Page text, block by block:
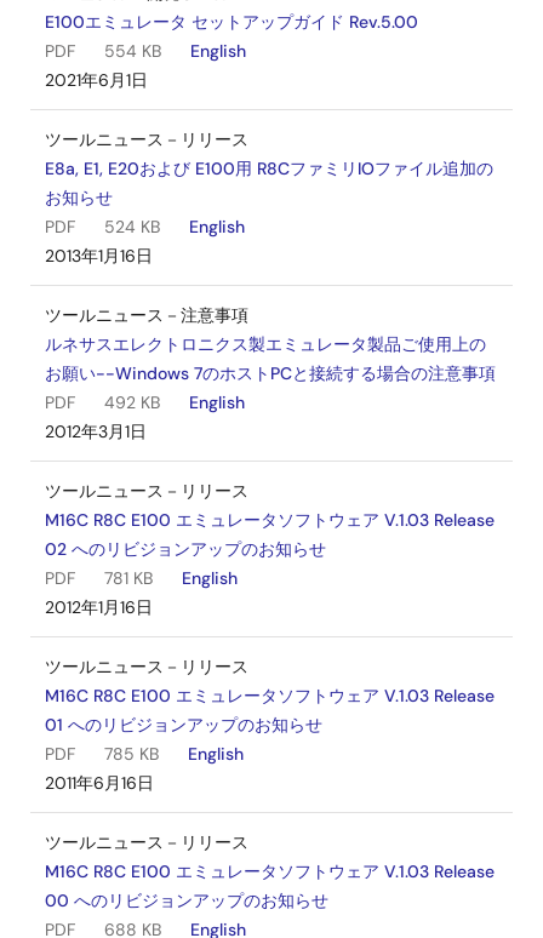
E100エミュレータ セットアップガイド Rev.5.00
PDF
554 KB
English
2021年6月1日
ツールニュース－リリース
E8a, E1, E20および E100用 R8CファミリIOファイル追加の
お知らせ
PDF
524 KB
English
2013年1月16日
ツールニュース－注意事項
ルネサスエレクトロニクス製エミュレータ製品ご使用上の
お願い--Windows 7のホストPCと接続する場合の注意事項
PDF
492 KB
English
2012年3月1日
ツールニュース－リリース
M16C R8C E100 エミュレータソフトウェア V.1.03 Release
02 へのリビジョンアップのお知らせ
PDF
781 KB
English
2012年1月16日
ツールニュース－リリース
M16C R8C E100 エミュレータソフトウェア V.1.03 Release
01 へのリビジョンアップのお知らせ
PDF
785 KB
English
2011年6月16日
ツールニュース－リリース
M16C R8C E100 エミュレータソフトウェア V.1.03 Release
00 へのリビジョンアップのお知らせ
PDF
688 KB
English